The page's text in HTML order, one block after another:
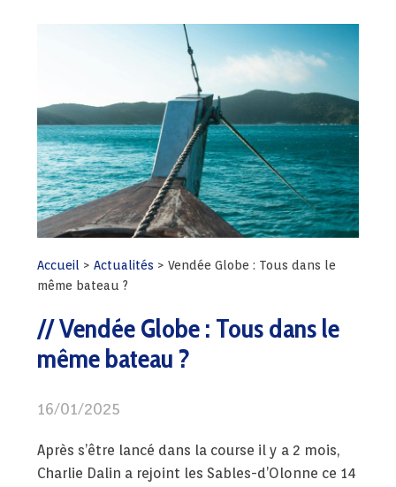
Accueil >Actualités >Vendée Globe : Tous dans le
même bateau ?
Vendée Globe : Tous dans le
même bateau ?
16/01/2025
Après s’être lancé dans la course il y a 2 mois,
Charlie Dalin a rejoint les Sables-d’Olonne ce 14